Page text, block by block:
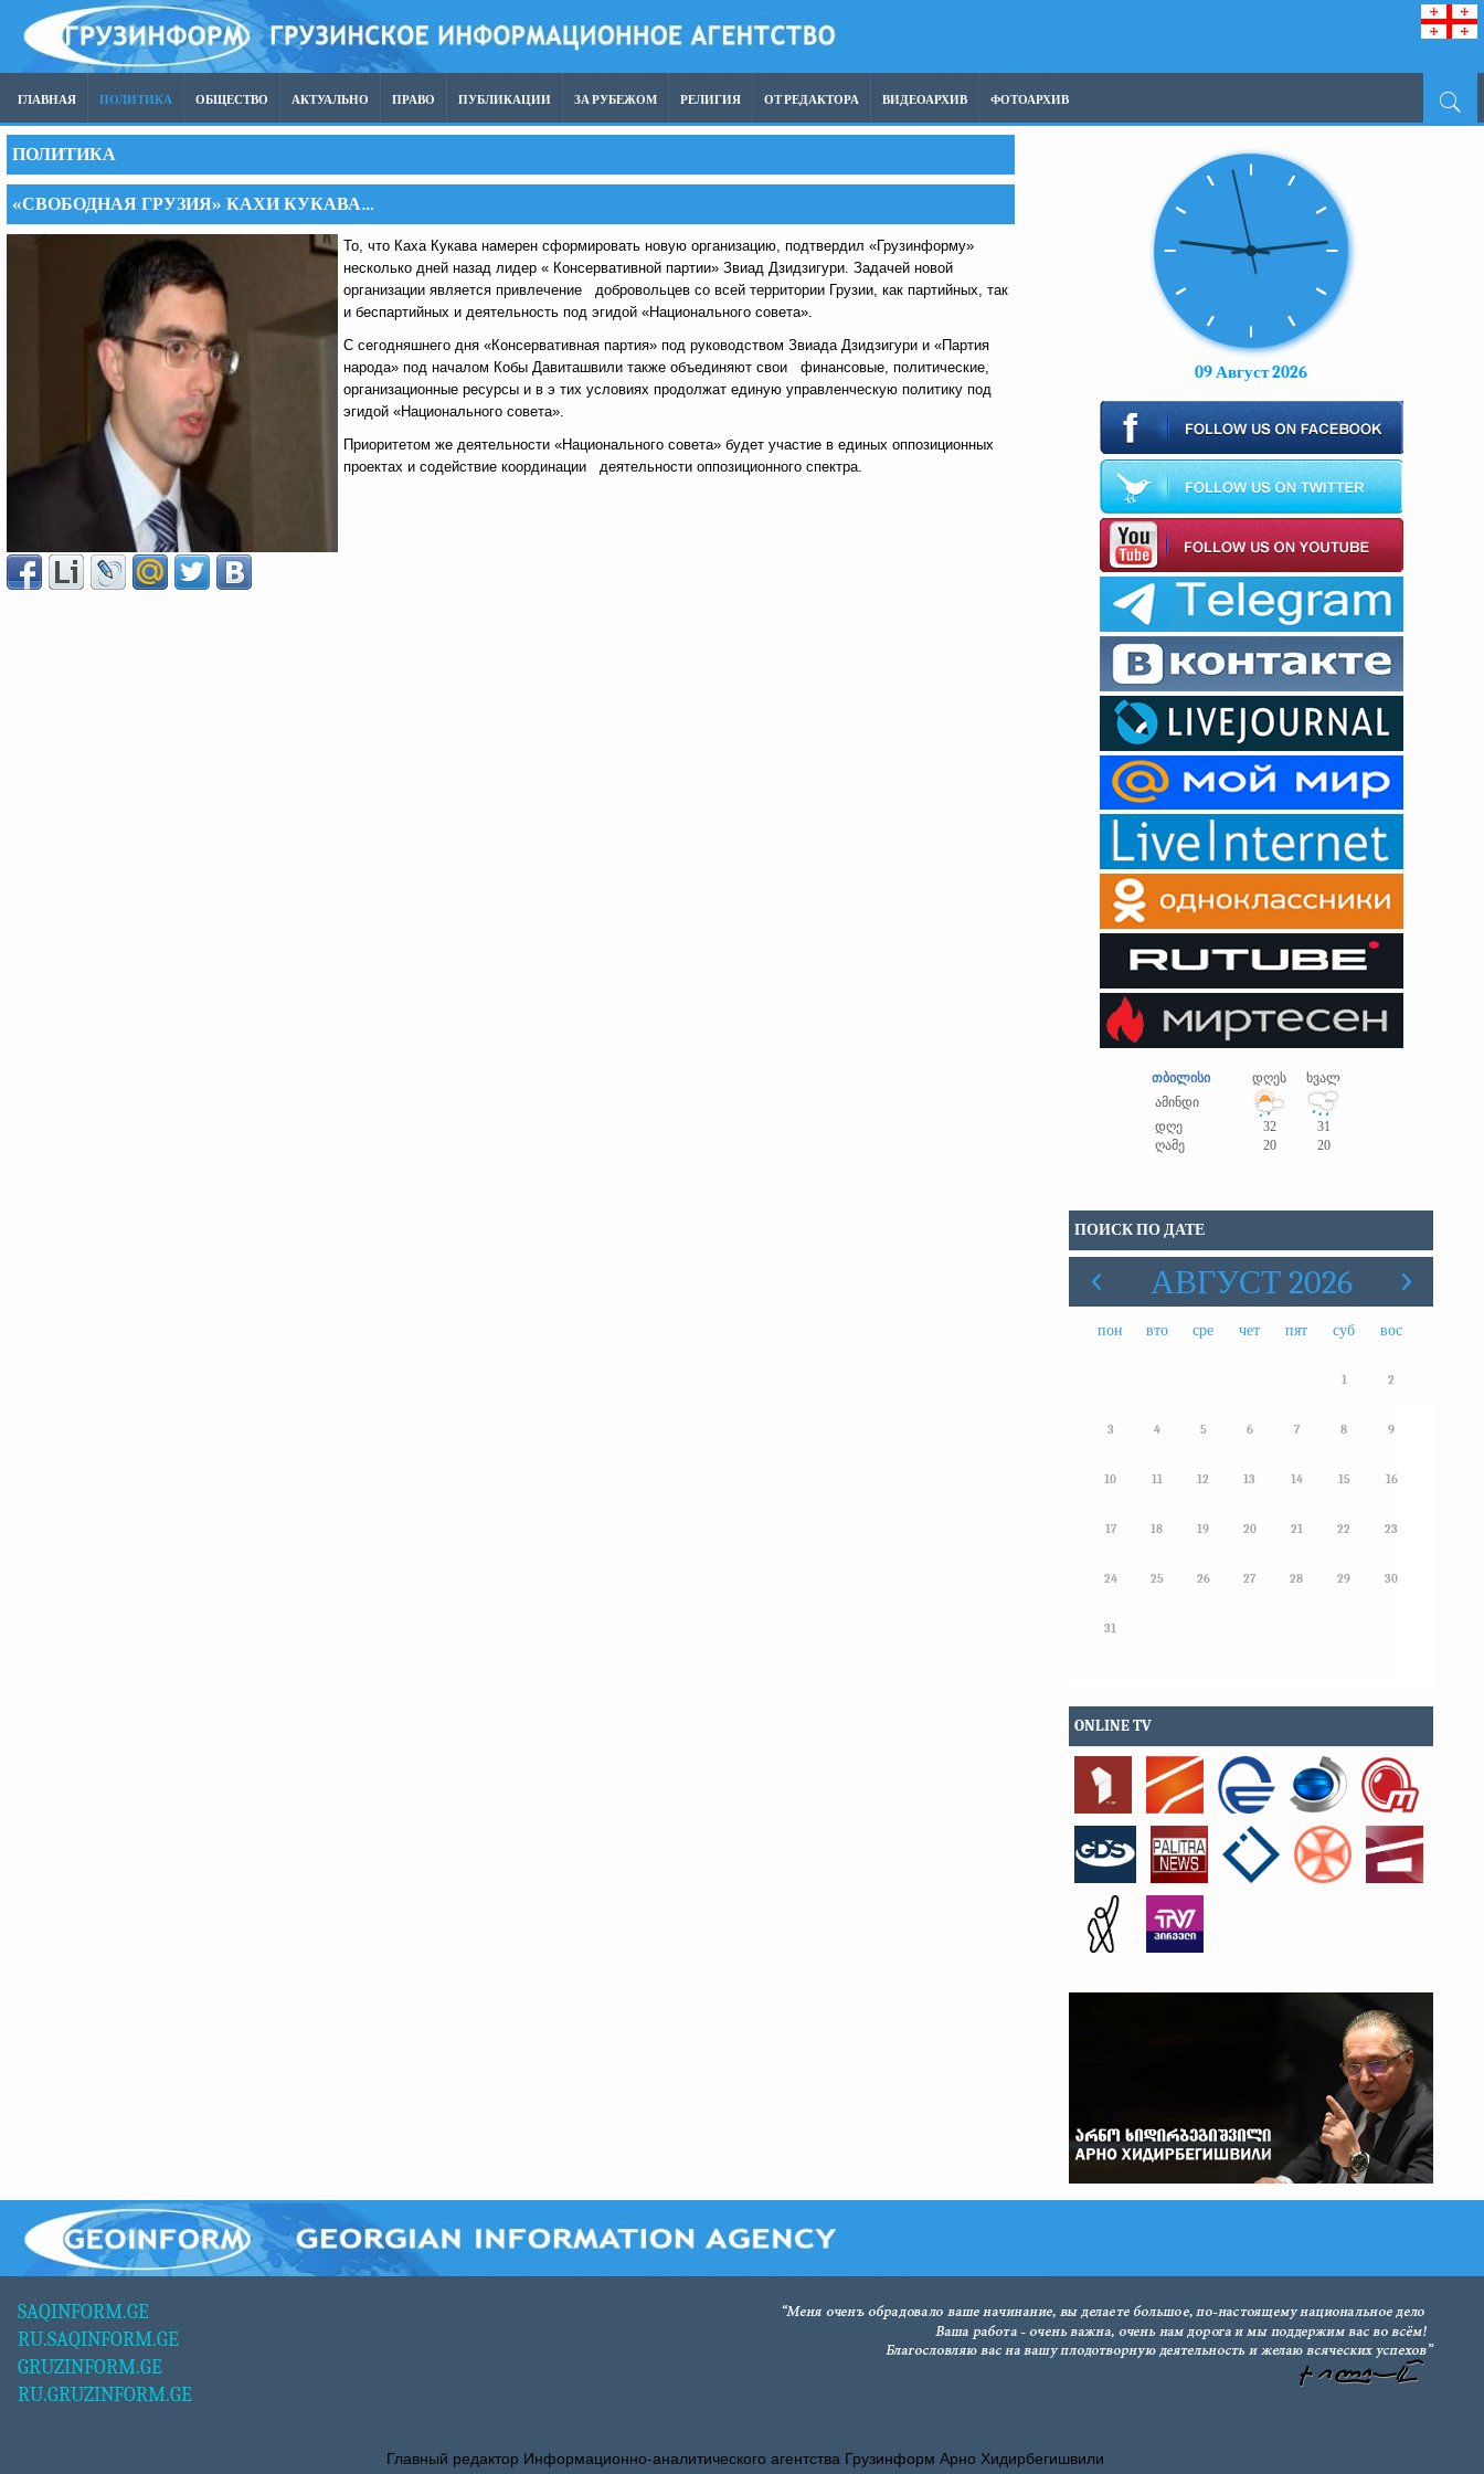
ГЛАВНАЯ ПОЛИТИКА ОБЩЕСТВО АКТУАЛЬНО ПРАВО ПУБЛИКАЦИИ ЗА РУБЕЖОМ РЕЛИГИЯ ОТ РЕДАКТОРА ВИДЕОАРХИВ ФОТОАРХИВ
ПОЛИТИКА
«СВОБОДНАЯ ГРУЗИЯ» КАХИ КУКАВА…
То, что Каха Кукава намерен сформировать новую организацию, подтвердил «Грузинформу»
несколько дней назад лидер « Консервативной партии» Звиад Дзидзигури. Задачей новой
организации является привлечение добровольцев со всей территории Грузии, как партийных, так
и беспартийных и деятельность под эгидой «Национального совета».
С сегодняшнего дня «Консервативная партия» под руководством Звиада Дзидзигури и «Партия
народа» под началом Кобы Давиташвили также объединяют свои финансовые, политические,
организационные ресурсы и в э тих условиях продолжат единую управленческую политику под
эгидой «Национального совета».
Приоритетом же деятельности «Национального совета» будет участие в единых оппозиционных
проектах и содействие координации деятельности оппозиционного спектра.
09 Август 2026
თბილისი დღეს
ხვალ
ამინდი
დღე
32
31
ღამე
20 20
ПОИСК ПО ДАТЕ
АВГУСТ 2026
пон вто сре чет пят суб вос
1 2
3 4 5 6 7 8 9
10 11 12 13 14 15 16
17 18 19 20 21 22 23
24 25 26 27 28 29 30
31
ONLINE TV
SAQINFORM.GE
RU.SAQINFORM.GE
GRUZINFORM.GE
RU.GRUZINFORM.GE
Главный редактор Информационно-аналитического агентства Грузинформ Арно Хидирбегишвили